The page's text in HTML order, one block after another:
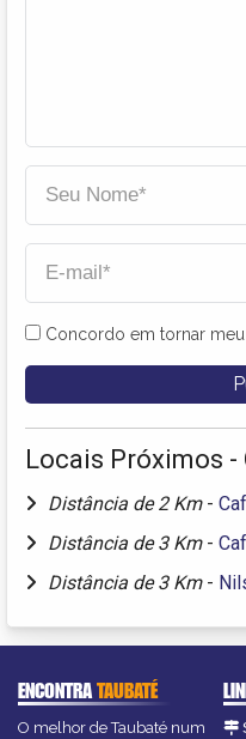
Concordo em tornar
Locais Próximos -
Distância de 2 Km -
Distância de 3 Km -
Distância de 3 Km -
ENCONTRATAUBATÉ
O melhor de Taubaté num